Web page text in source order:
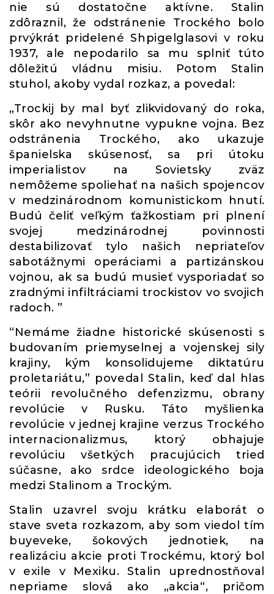
nie sú dostatočne aktívne. Stalin
zdôraznil, že odstránenie Trockého bolo
prvýkrát pridelené Shpigelglasovi v roku
1937, ale nepodarilo sa mu splniť túto
dôležitú vládnu misiu. Potom Stalin
stuhol, akoby vydal rozkaz, a povedal:
„Trockij by mal byť zlikvidovaný do roka,
skôr ako nevyhnutne vypukne vojna. Bez
odstránenia Trockého, ako ukazuje
španielska skúsenosť, sa pri útoku
imperialistov na Sovietsky zväz
nemôžeme spoliehať na našich spojencov
v medzinárodnom komunistickom hnutí.
Budú čeliť veľkým ťažkostiam pri plnení
svojej medzinárodnej povinnosti
destabilizovať tylo našich nepriateľov
sabotážnymi operáciami a partizánskou
vojnou, ak sa budú musieť vysporiadať so
zradnými infiltráciami trockistov vo svojich
radoch. ”
“Nemáme žiadne historické skúsenosti s
budovaním priemyselnej a vojenskej sily
krajiny, kým konsolidujeme diktatúru
proletariátu,” povedal Stalin, keď dal hlas
teórii revolučného defenzizmu, obrany
revolúcie v Rusku. Táto myšlienka
revolúcie v jednej krajine verzus Trockého
internacionalizmus, ktorý obhajuje
revolúciu všetkých pracujúcich tried
súčasne, ako srdce ideologického boja
medzi Stalinom a Trockým.
Stalin uzavrel svoju krátku elaborát o
stave sveta rozkazom, aby som viedol tím
buyeveke, šokových jednotiek, na
realizáciu akcie proti Trockému, ktorý bol
v exile v Mexiku. Stalin uprednostňoval
nepriame slová ako „akcia“, pričom